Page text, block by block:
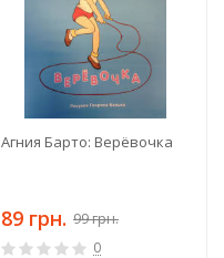
Агния Барто: Верёвочка
89 грн. 99 грн.
0